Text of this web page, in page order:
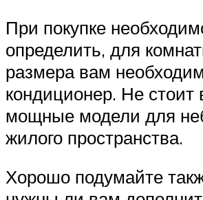
При покупке
определить, для
размера вам необходим
кондиционер. Не стоит
мощные модели для
жилого пространства.
Хорошо подумайте